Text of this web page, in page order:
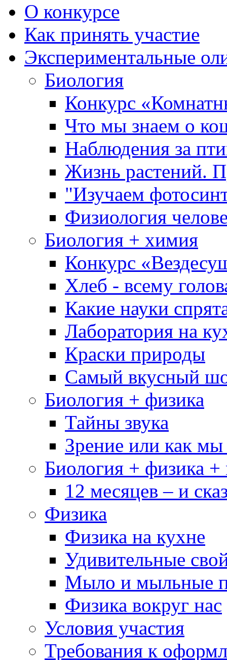
О конкурсе
Как принять участие
Экспериментальные
Биология
Конкурс
Что мы знаем о
Наблюдения за
Жизнь растений.
"Изучаем
Физиология
Биология + химия
Конкурс
Хлеб - всему
Какие науки
Лаборатория на
Краски природы
Самый вкусный
Биология + физика
Тайны звука
Зрение или как
Биология + физика +
12 месяцев – и
Физика
Физика на кухне
Удивительные
Мыло и мыльные
Физика вокруг нас
Условия участия
Требования к